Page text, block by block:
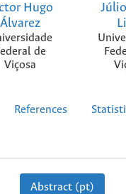
Hugo
Álvarez
de
Viçosa
References
Abstract (pt)